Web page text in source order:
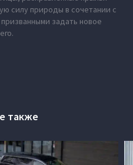
силу природы в сочетании с
задать новое
также